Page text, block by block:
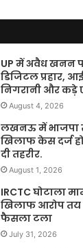
UP में अवैध खनन
डिजिटल प्रहार,
निगरानी और कड़े
August 4, 2026
लखनऊ में भाजपा
खिलाफ केस दर्ज
दी तहरीर.
August 1, 2026
IRCTC घोटाला
खिलाफ आरोप तय
फैसला टला
July 31, 2026